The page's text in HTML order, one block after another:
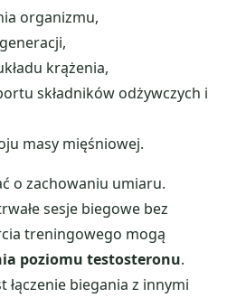
organizmu,
krążenia,
składników odżywczych i
masy mięśniowej.
o zachowaniu umiaru.
sesje biegowe bez
treningowego mogą
poziomu testosteronu.
biegania z innymi